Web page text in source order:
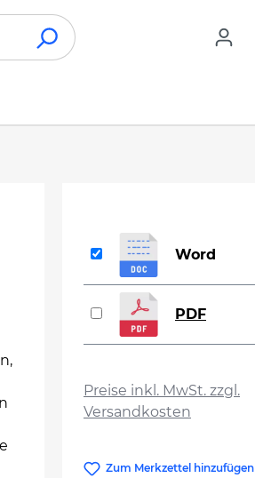
Preise inkl. MwSt. zzgl.
Versandkosten
Word
PDF
Zum Merkzettel hinzufügen